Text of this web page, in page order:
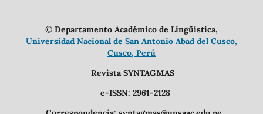
© Departamento Académico de Lingüística,
Universidad Nacional de San Antonio Abad del Cusco,
Cusco, Perú
Revista SYNTAGMAS
e-ISSN: 2961-2128